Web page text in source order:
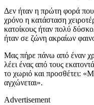
Δεν ήταν η πρώτη φορά
χρόνο η κατάσταση
κατοίκους ήταν πολύ
ήταν σε ζώνη ακραίων
Μας πήρε πάνω από έναν
λέει ένας από τους
το χωριό και προσθέτει:
αγχώνεται».
Advertisement